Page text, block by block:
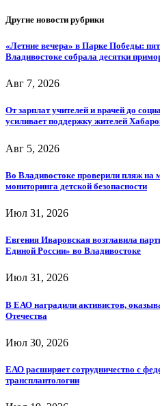
Другие новости рубрики
«Летние вечера» в Парке Победы:
Владивостоке собрала десятки
Авг 7, 2026
От зарплат учителей и врачей до
усиливает поддержку жителей
Авг 5, 2026
Во Владивостоке проверили пляж на
мониторинга детской безопасности
Июл 31, 2026
Евгения Иваровская возглавила
Единой России» во Владивостоке
Июл 31, 2026
В ЕАО наградили активистов,
Отечества
Июл 30, 2026
ЕАО расширяет сотрудничество с
трансплантологии